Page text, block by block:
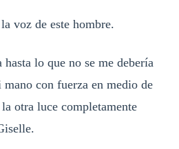
voz de este hombre.
hasta lo que no se me debería
con fuerza en medio de
otra luce completamente